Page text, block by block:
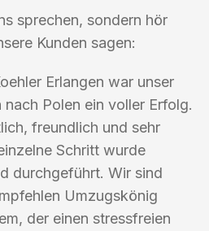
sprechen, sondern hör
Kunden sagen:
Erlangen war unser
Polen ein voller Erfolg.
freundlich und sehr
Schritt wurde
durchgeführt. Wir sind
Umzugskönig
der einen stressfreien